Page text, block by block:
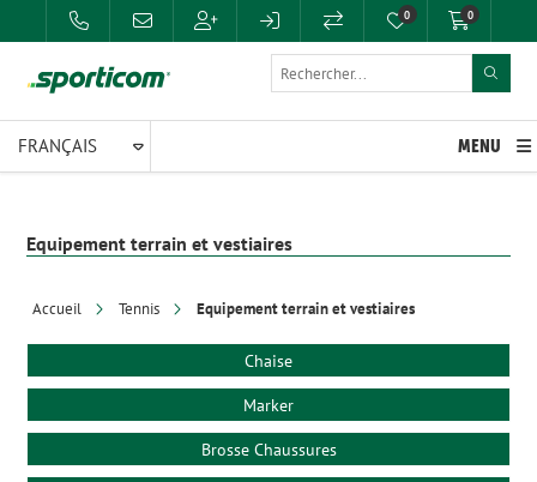
0 0
MENU
Equipement terrain et vestiaires
Accueil Tennis Equipement terrain et vestiaires
Chaise
Marker
Brosse Chaussures